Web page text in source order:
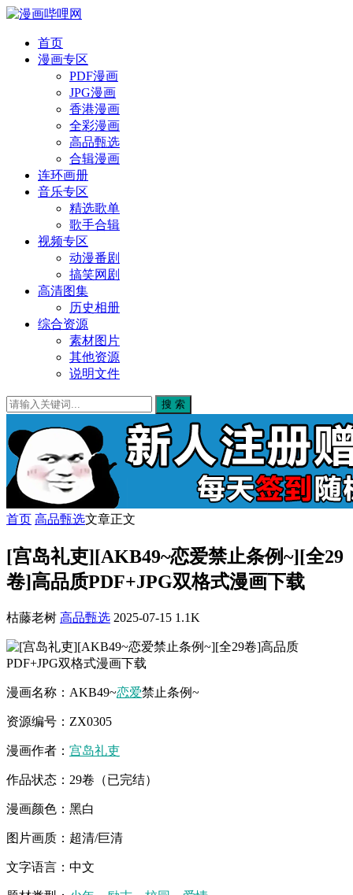
首页
漫画专区
PDF漫画
JPG漫画
香港漫画
全彩漫画
高品甄选
合辑漫画
连环画册
音乐专区
精选歌单
歌手合辑
视频专区
动漫番剧
搞笑网剧
高清图集
历史相册
综合资源
素材图片
其他资源
说明文件
搜 索
首页 高品甄选文章正文
[宫岛礼吏][AKB49~恋爱禁止条例~][全29
卷]高品质PDF+JPG双格式漫画下载
枯藤老树 高品甄选 2025-07-15 1.1K
漫画名称：AKB49~恋爱禁止条例~
资源编号：ZX0305
漫画作者： 宫岛礼吏
作品状态：29卷（已完结）
漫画颜色：黑白
图片画质：超清/巨清
文字语言：中文